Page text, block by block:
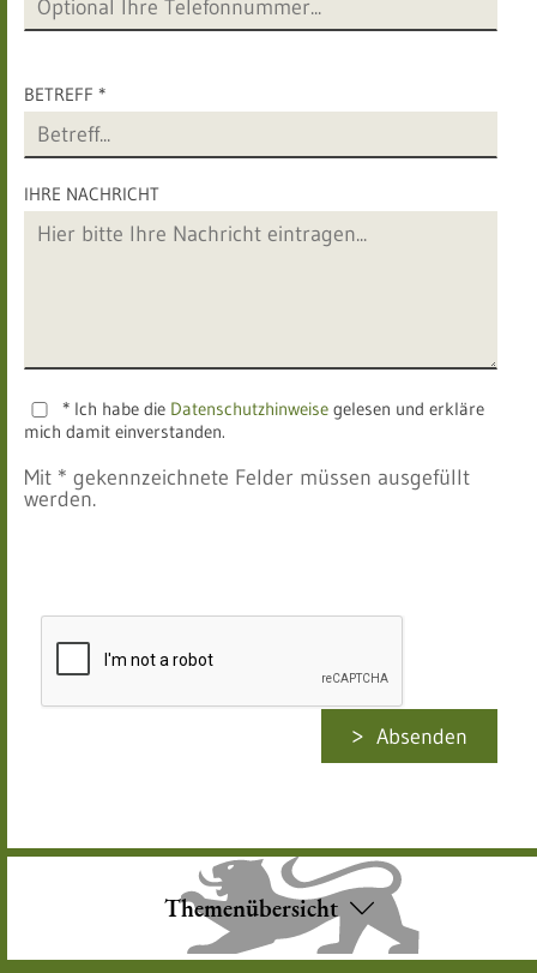
BETREFF *
IHRE NACHRICHT
* Ich habe die Datenschutzhinweise gelesen und erkläre
mich damit einverstanden.
Mit * gekennzeichnete Felder müssen ausgefüllt
werden.
Absenden
Themenübersicht